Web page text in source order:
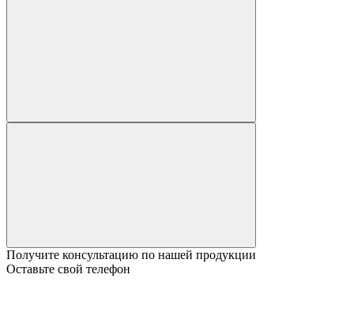
Получите консультацию по нашей продукции
Оставьте свой телефон